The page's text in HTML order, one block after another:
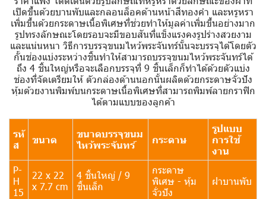
เปิดขึ้นด้วยบานพับและกลอนล็อคด้านหน้าสีทองคำ และหรูหรา
เพิ่มขึ้นด้วยกระดาษเนื้อพิเศษที่ช่วยทำให้มูลค่าเพิ่มขึ้นอย่างมาก
รูปทรงลักษณะโดยรอบจะมีขอบสันที่แข็งแรงคงรูปร่างสวยงาม
และแน่นหนา วิธีการบรรจุขนมไหว้พระจันทร์นั้นจะบรรจุได้โดยตัว
กั้นช่องแบ่งระหว่างชิ้นทำให้สามารถบรรจุขนมไหว้พระจันทร์ได้
ถึง 4 ชิ้นใหญ่หรือจะเลือกบรรจุที่ 9 ชิ้นเล็กก็ทำได้ด้วยตัวแบ่ง
ช่องที่จัดเตรียมให้ ตัวกล่องด้านนอกนั้นผลิตด้วยกระดาษจั่วปัง
หุ้มด้วยงานพิมพ์บนกระดาษเนื้อพิเศษที่สามารถพิมพ์ลายกราฟิก
ได้ตามแบบของลูกค้า
รหั
ส
ขนาด
ขนาดบรรจุขนม
ไหว้พระจันทร์
กระดาษ
รูปแบบ
การใช้
งาน
P-
H
15
22 x 22
x 7.7 cm
4 ชิ้นใหญ่ / 9
ชิ้นเล็ก
กระดาษ
พิเศษ - หุ้ม
จั่วปัง
ฝาบานพับ